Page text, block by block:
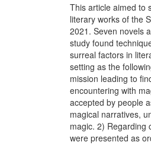
This article aimed to
literary works of the
2021. Seven novels
study found
surreal factors in
setting as the
mission leading to
encountering with
accepted by people
magical narratives,
magic. 2) Regarding
were presented as